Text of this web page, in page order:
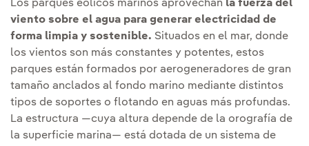
Los parques eólicos marinos aprovechan la fuerza del
viento sobre el agua para generar electricidad de
forma limpia y sostenible. Situados en el mar, donde
los vientos son más constantes y potentes, estos
parques están formados por aerogeneradores de gran
tamaño anclados al fondo marino mediante distintos
tipos de soportes o flotando en aguas más profundas.
La estructura —cuya altura depende de la orografía de
la superficie marina— está dotada de un sistema de